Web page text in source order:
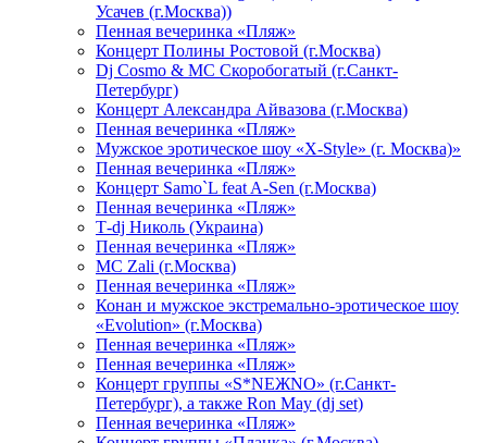
Усачев (г.Москва))
Пенная вечеринка «Пляж»
Концерт Полины Ростовой (г.Москва)
Dj Cosmo & МС Скоробогатый (г.Санкт-
Петербург)
Концерт Александра Айвазова (г.Москва)
Пенная вечеринка «Пляж»
Мужское эротическое шоу «X-Style» (г. Москва)»
Пенная вечеринка «Пляж»
Концерт Samo`L feat A-Sen (г.Москва)
Пенная вечеринка «Пляж»
Т-dj Николь (Украина)
Пенная вечеринка «Пляж»
МС Zali (г.Москва)
Пенная вечеринка «Пляж»
Конан и мужское экстремально-эротическое шоу
«Evolution» (г.Москва)
Пенная вечеринка «Пляж»
Пенная вечеринка «Пляж»
Концерт группы «S*NEЖNO» (г.Санкт-
Петербург), а также Ron May (dj set)
Пенная вечеринка «Пляж»